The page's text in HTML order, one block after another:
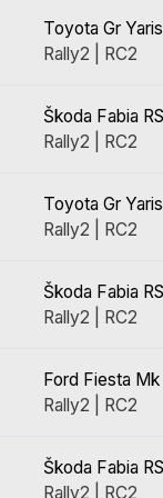
Toyota Gr
Rally2 | RC2
Škoda Fabia
Rally2 | RC2
Toyota Gr
Rally2 | RC2
Škoda Fabia
Rally2 | RC2
Ford Fiesta Mk
Rally2 | RC2
Škoda Fabia
Rally2 | RC2